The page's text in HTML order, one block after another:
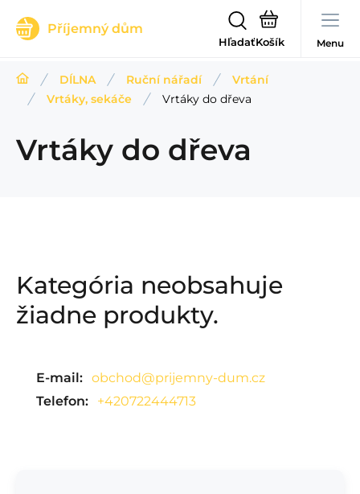
Příjemný dům
Hľadať Menu
DÍLNA Ruční nářadí
Vrtání
Vrtáky, sekáče
Vrtáky do dřeva
Vrtáky do dřeva
Kategória neobsahuje
žiadne produkty.
E-mail: obchod@prijemny-dum.cz
Telefon:
+420722444713